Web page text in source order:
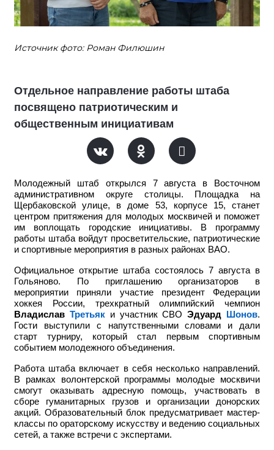
Источник фото: Роман Филюшин
Отдельное направление работы штаба
посвящено патриотическим и
общественным инициативам
Молодежный штаб открылся 7 августа в Восточном
административном округе столицы. Площадка на
Щербаковской улице, в доме 53, корпусе 15, станет
центром притяжения для молодых москвичей и поможет
им воплощать городские инициативы. В программу
работы штаба войдут просветительские, патриотические
и спортивные мероприятия в разных районах ВАО.
Официальное открытие штаба состоялось 7 августа в
Гольяново. По приглашению организаторов в
мероприятии приняли участие
президент Федерации
хоккея России, трехкратный олимпийский чемпион
Владислав Третьяки участник СВО Эдуард Шонов.
Гости выступили с напутственными словами и дали
старт турниру, который стал первым спортивным
событием молодежного объединения.
Работа штаба включает в себя несколько направлений.
В рамках волонтерской программы молодые москвичи
смогут оказывать адресную помощь, участвовать в
сборе гуманитарных грузов и организации донорских
акций. Образовательный блок предусматривает мастер-
классы по ораторскому искусству и ведению социальных
сетей, а также встречи с экспертами.